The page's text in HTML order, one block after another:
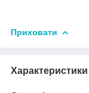
Приховати
Характеристики